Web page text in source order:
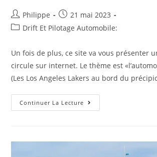
Auteur/autrice
de
Philippe
Post
published:
21 mai 2023
PostDrift Et Pilotage Automobile:
Un fois de plus, ce site va vous présenter
circule sur internet. Le thème est
(Les Los Angeles Lakers au bord du
Continuer La Lecture Editorial
Tout
Angeles